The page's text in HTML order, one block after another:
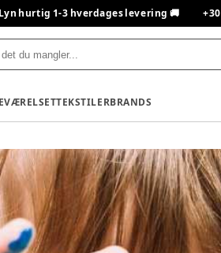
Lyn hurtig 1-3 hverdages levering 🚚
TEKSTILERBRANDS